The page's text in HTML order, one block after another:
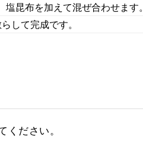
昆布を加えて混ぜ合わせます。
して完成です。
ください。